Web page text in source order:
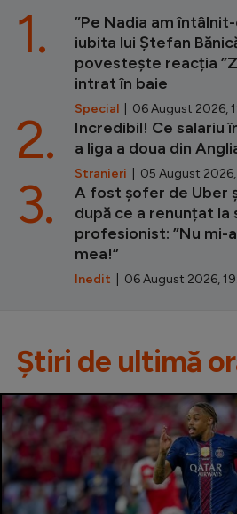
”Pe Nadia am
iubita lui Ștefan
povestește reacția
intrat în baie
Special | 06 August 2026,
1.
Incredibil! Ce salariu
a liga a doua din
Stranieri | 05 August 2026,
2.
A fost șofer de Uber
după ce a renunțat la
profesionist: ”Nu mi-
mea!”
Inedit | 06 August 2026,
3.
Știri de ultimă